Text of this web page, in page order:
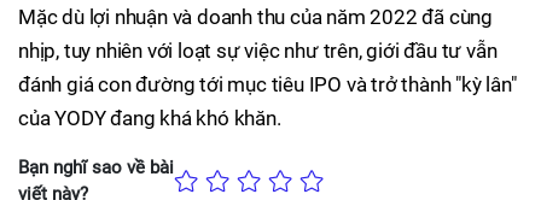
Mặc dù lợi nhuận và doanh thu của năm 2022 đã cùng
nhịp, tuy nhiên với loạt sự việc như trên, giới đầu tư vẫn
đánh giá con đường tới mục tiêu IPO và trở thành "kỳ lân"
của YODY đang khá khó khăn.
Bạn nghĩ sao về bài
viết này?